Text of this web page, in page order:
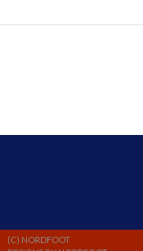
(C) NORDFOOT